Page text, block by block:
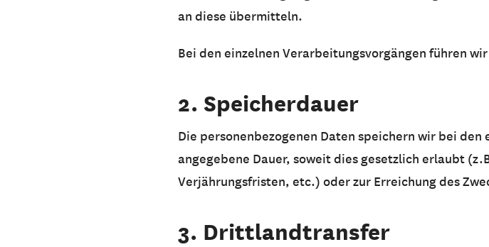
an diese übermitteln.
Bei den einzelnen Verarbeitungsvorgängen führen
2. Speicherdauer
Die personenbezogenen Daten speichern wir bei
angegebene Dauer, soweit dies gesetzlich erlaubt
Verjährungsfristen, etc.) oder zur Erreichung des
3. Drittlandtransfer